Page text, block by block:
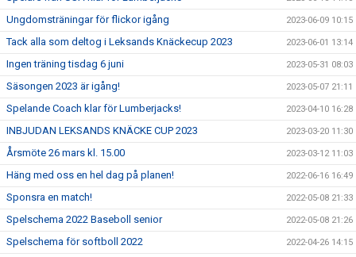
Ungdomsträningar för flickor igång 2023-06-09 10:15
Tack alla som deltog i Leksands Knäckecup 2023 2023-06-01 13:14
Ingen träning tisdag 6 juni 2023-05-31 08:03
Säsongen 2023 är igång! 2023-05-07 21:11
Spelande Coach klar för Lumberjacks! 2023-04-10 16:28
INBJUDAN LEKSANDS KNÄCKE CUP 2023 2023-03-20 11:30
Årsmöte 26 mars kl. 15.00 2023-03-12 11:03
Häng med oss en hel dag på planen! 2022-06-16 16:49
Sponsra en match! 2022-05-08 21:33
Spelschema 2022 Baseboll senior 2022-05-08 21:26
Spelschema för softboll 2022 2022-04-26 14:15